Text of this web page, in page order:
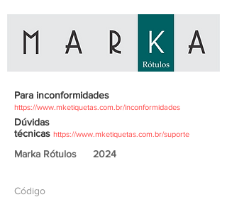
Para inconformidades
https://www.mketiquetas.com.br/inconformidades
Dúvidas
técnicas https://www.mketiquetas.com.br/suporte
Marka Rótulos 2024
Código